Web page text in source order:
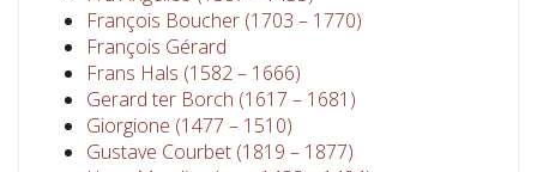
François Boucher (1703 – 1770)
François Gérard
Frans Hals (1582 – 1666)
Gerard ter Borch (1617 – 1681)
Giorgione (1477 – 1510)
Gustave Courbet (1819 – 1877)